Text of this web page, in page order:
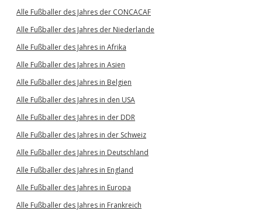
Alle Fußballer des Jahres der CONCACAF
Alle Fußballer des Jahres der Niederlande
Alle Fußballer des Jahres in Afrika
Alle Fußballer des Jahres in Asien
Alle Fußballer des Jahres in Belgien
Alle Fußballer des Jahres in den USA
Alle Fußballer des Jahres in der DDR
Alle Fußballer des Jahres in der Schweiz
Alle Fußballer des Jahres in Deutschland
Alle Fußballer des Jahres in England
Alle Fußballer des Jahres in Europa
Alle Fußballer des Jahres in Frankreich